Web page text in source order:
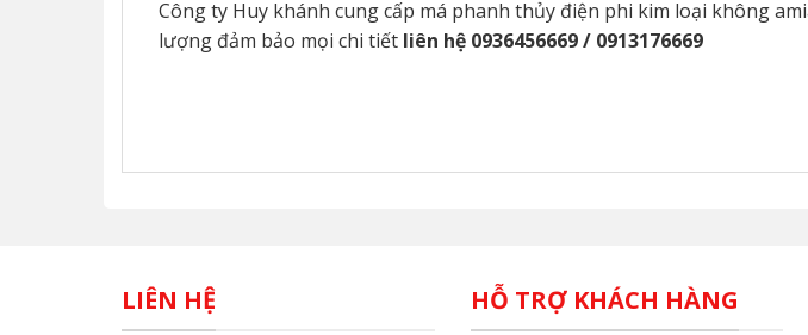
Công ty Huy khánh cung cấp má phanh thủy điện phi kim loại không
lượng đảm bảo mọi chi tiết liên hệ 0936456669 / 0913176669
LIÊN HỆ HỖ TRỢ KHÁCH HÀNG